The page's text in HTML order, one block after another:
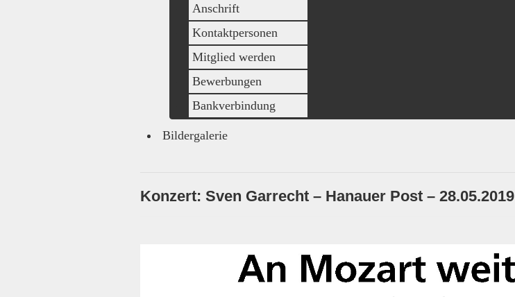
Anschrift
Kontaktpersonen
Mitglied werden
Bewerbungen
Bankverbindung
Bildergalerie
Konzert: Sven Garrecht – Hanauer Post – 28.05.2019